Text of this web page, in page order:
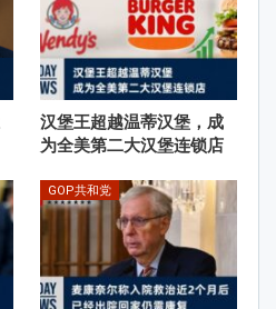
汉堡王超越温蒂汉堡，成
为全美第二大汉堡连锁店
GOP共和党